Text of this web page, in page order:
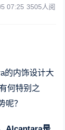
07:25 3505人阅
的内饰设计大
何特别之
呢？